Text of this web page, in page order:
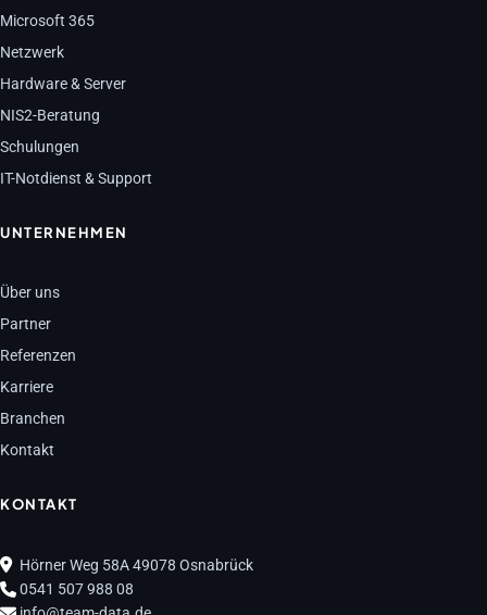
Microsoft 365
Netzwerk
Hardware & Server
NIS2-Beratung
Schulungen
IT-Notdienst & Support
UNTERNEHMEN
Über uns
Partner
Referenzen
Karriere
Branchen
Kontakt
KONTAKT
Hörner Weg 58A 49078 Osnabrück
0541 507 988 08